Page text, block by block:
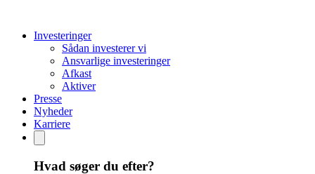
Investeringer
Sådan investerer vi
Ansvarlige investeringer
Afkast
Aktiver
Presse
Nyheder
Karriere
Hvad søger du efter?